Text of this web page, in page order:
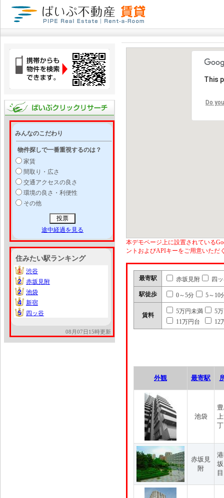
みんなのこだわり
物件探しで一番重視するのは？
家賃
間取り・広さ
交通アクセスの良さ
環境の良さ・利便性
その他
途中経過を見る
住みたい駅ランキング
1
1
渋谷
2
2
赤坂見附
2
2
池袋
4
4
新宿
5
5 四ッ谷
08月07日15時更新
This
Do
本デモページ上に設置されている
ントおよびAPIキーをご用意いただ
最寄駅 赤坂見附 四
駅徒歩 0～5分 5～10
賃料
5万円未満
5
11万円台
12
外観 最寄駅
池袋
赤坂見
附
目